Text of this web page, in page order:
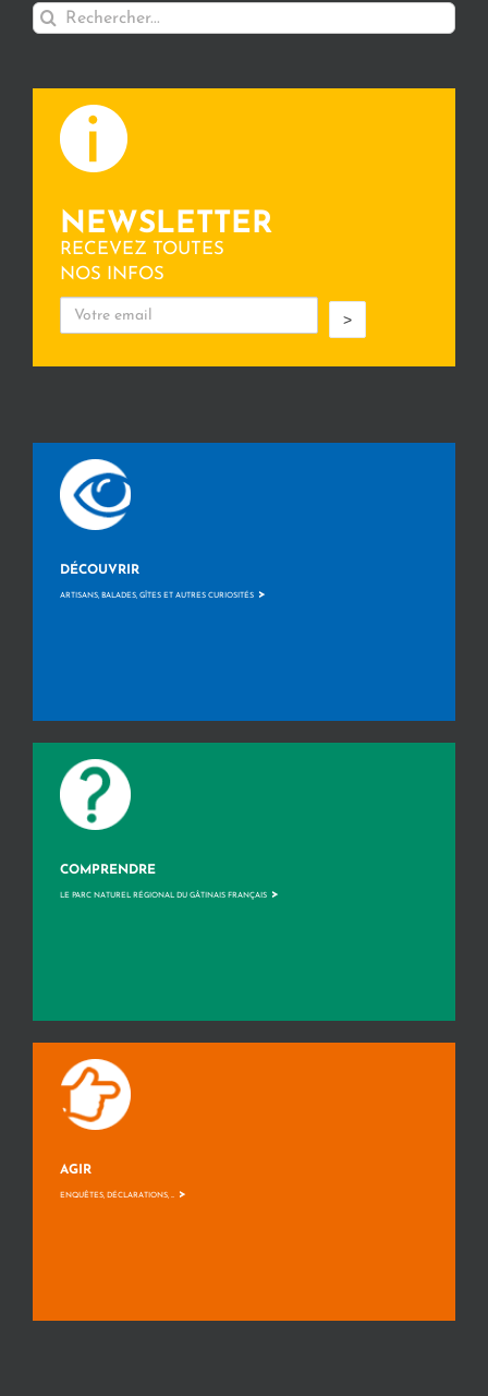
Rechercher:
NEWSLETTER
RECEVEZ TOUTES
NOS INFOS
>
DÉCOUVRIR
ARTISANS, BALADES, GÎTES ET AUTRES CURIOSITÉS >
COMPRENDRE
LE PARC NATUREL RÉGIONAL DU GÂTINAIS FRANÇAIS >
AGIR
ENQUÊTES, DÉCLARATIONS, ... >